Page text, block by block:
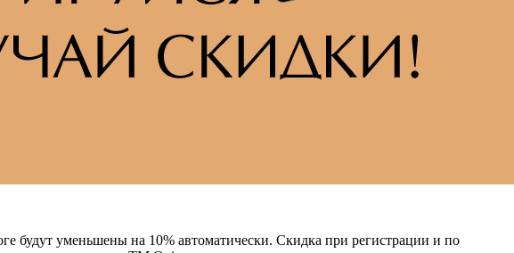
будут уменьшены на 10% автоматически. Скидка при регистрации и по